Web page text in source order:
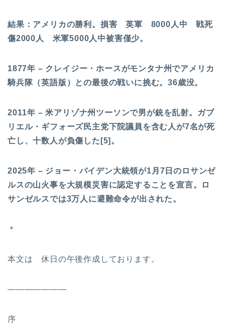
結果：アメリカの勝利。損害 英軍 8000人中 戦死
傷2000人 米軍5000人中被害僅少。
1877年 – クレイジー・ホースがモンタナ州でアメリカ
騎兵隊（英語版）との最後の戦いに挑む。36歳没。
2011年 – 米アリゾナ州ツーソンで男が銃を乱射。ガブ
リエル・ギフォーズ民主党下院議員を含む人が7名が死
亡し、十数人が負傷した[5]。
2025年 – ジョー・バイデン大統領が1月7日のロサンゼ
ルスの山火事を大規模災害に認定することを宣言。ロ
サンゼルスでは3万人に避難命令が出された。
＊
本文は 休日の午後作成しております。
———————
序